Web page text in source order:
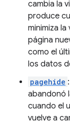
cambia la
produce
minimiza
página
como el
los datos
pagehide
abandonó
cuando el
vuelve a